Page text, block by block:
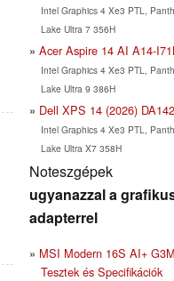
Intel Graphics 4 Xe3 PTL,
Lake Ultra 7 356H
Acer Aspire 14 AI A14-
Intel Graphics 4 Xe3 PTL,
Lake Ultra 9 386H
Dell XPS 14 (2026)
Intel Graphics 4 Xe3 PTL,
Lake Ultra X7 358H
Noteszgépek
ugyanazzal a
adapterrel
MSI Modern 16S AI+
Tesztek és Specifikációk